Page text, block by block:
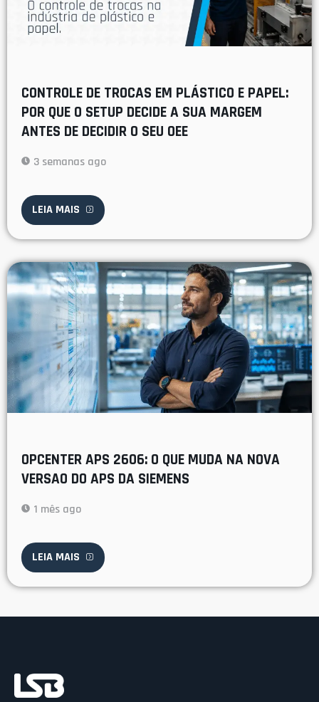
CONTROLE DE TROCAS EM PLÁSTICO E PAPEL:
POR QUE O SETUP DECIDE A SUA MARGEM
ANTES DE DECIDIR O SEU OEE
3 semanas ago
LEIA MAIS
OPCENTER APS 2606: O QUE MUDA NA NOVA
VERSAO DO APS DA SIEMENS
1 mês ago
LEIA MAIS